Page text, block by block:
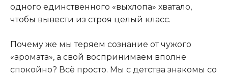
одного единственного «выхлопа» хватало,
чтобы вывести из строя целый класс.
Почему же мы теряем сознание от чужого
«аромата», а свой воспринимаем вполне
спокойно? Всё просто. Мы с детства знакомы со